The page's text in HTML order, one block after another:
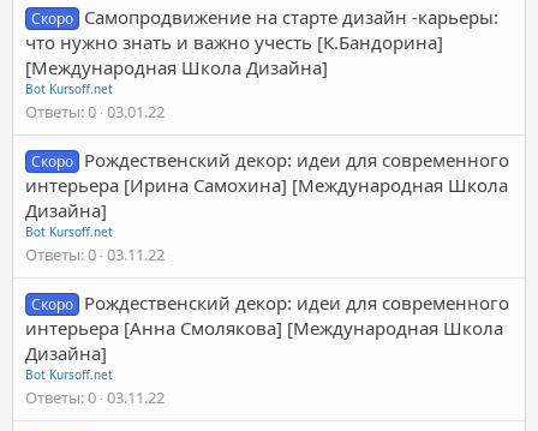
Скоро Самопродвижение на старте дизайн -карьеры:
что нужно знать и важно учесть [К.Бандорина]
[Международная Школа Дизайна]
Bot Kursoff.net
Ответы 0 03.01.22
Скоро Рождественский декор: идеи для современного
интерьера [Ирина Самохина] [Международная Школа
Дизайна]
Bot Kursoff.net
Ответы 0 03.11.22
Скоро Рождественский декор: идеи для современного
интерьера [Анна Смолякова] [Международная Школа
Дизайна]
Bot Kursoff.net
Ответы 0 03.11.22